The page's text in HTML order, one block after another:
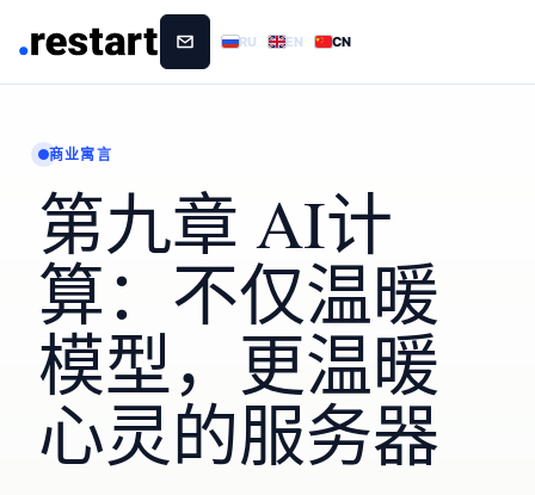
RU EN CN
商业寓言
第九章 AI计
算：不仅温暖
模型，更温暖
心灵的服务器